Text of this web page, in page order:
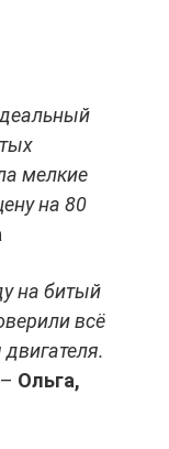
мелкие
на 80
на битый
всё
– Ольга,